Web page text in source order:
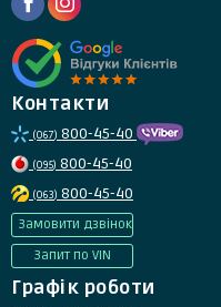
Контакти
(067) 800-45-40
(095) 800-45-40
(063) 800-45-40
Замовити дзвінок
Запит по VIN
Графік роботи